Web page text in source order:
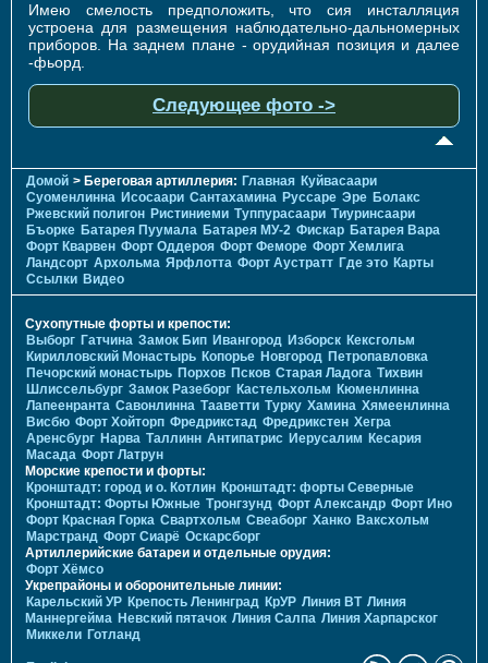
Имею смелость предположить, что сия инсталляция
устроена для размещения наблюдательно-дальномерных
приборов. На заднем плане - орудийная позиция и далее
-фьорд.
Следующее фото ->
Домой > Береговая артиллерия: Главная Куйвасаари
Суоменлиннa Исосаари Сантахамина Руссаре Эре Болакс
Ржевский полигон Ристиниеми Туппурасаари Тиуринсаари
Бъорке Батарея Пуумала Батарея МУ-2 Фискар Батарея Вара
Форт Кварвен Форт Оддероя Форт Феморе Форт Хемлига
Ландсорт Архольма Ярфлотта Форт Аустратт Где это Карты
Ссылки Видео
Сухопутные форты и крепости:
Выборг Гатчина Замок Бип Ивангород Изборск Кексгольм
Кирилловский Монастырь Копорье Новгород Петропавловка
Печорcкий монастырь Порхов Псков Старая Ладога Тихвин
Шлиссельбург Замок Разеборг Кастельхольм Кюменлинна
Лапеенранта Савонлинна Тааветти Турку Хамина Хямеенлинна
Висбю Форт Хойторп Фредрикстад Фредрикстен Хегра
Аренсбург Нарва Таллинн Антипатрис Иерусалим Кесария
Масада Форт Латрун
Морские крепости и форты:
Кронштадт: город и о. Котлин Кронштадт: форты Северные
Кронштадт: Форты Южные Тронгзунд Форт Александр Форт Ино
Форт Красная Горка Свартхольм Свеаборг Ханко Ваксхольм
Марстранд Форт Сиарё Оскарсборг
Артиллерийские батареи и отдельные орудия:
Форт Хёмсо
Укрепрайоны и оборонительные линии:
Карельский УР Крепость Ленинград КрУР Линия ВТ Линия
Маннергейма Невский пятачок Линия Салпа Линия Харпарског
Миккели Готланд